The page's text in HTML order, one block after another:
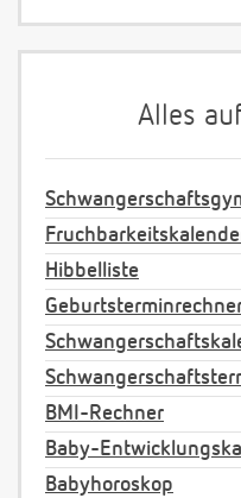
Alles
Hibbelliste
BMI-Rechner
Baby-
Babyhoroskop